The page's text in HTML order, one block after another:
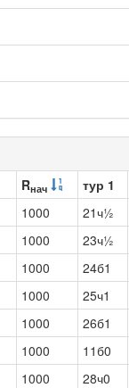
Rнач тур 1
1000 21ч½
1000 23ч½
1000 24б1
1000 25ч1
1000 26б1
1000 11б0
1000 28ч0